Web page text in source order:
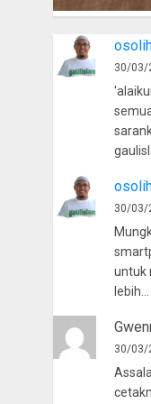
30/03/
30/03/
untuk
lebih…
30/03/